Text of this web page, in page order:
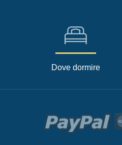
Dove dormire